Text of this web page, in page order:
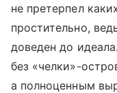
не претерпел
простительно,
доведен до
без «челки»-
а полноценным